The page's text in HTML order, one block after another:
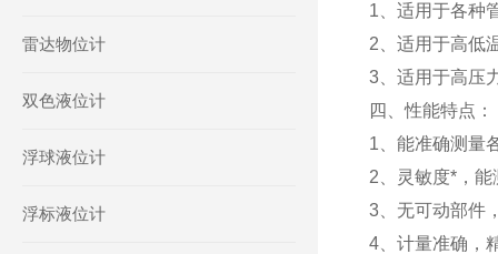
雷达物位计
双色液位计
浮球液位计
浮标液位计
1、适用于各种
2、适用于高
3、适用于高压
四、性能特点：
1、能准确测量
2、灵敏度*，
3、无可动部件
4、计量准确，